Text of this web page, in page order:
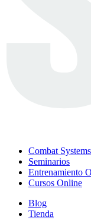
Combat Systems
Seminarios
Entrenamiento
Cursos Online
Blog
Tienda